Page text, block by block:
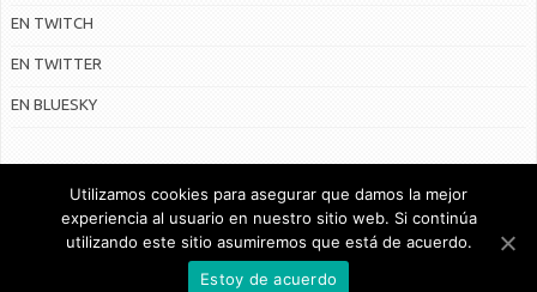
EN TWITCH
EN TWITTER
EN BLUESKY
© Radiocable en Internet S.L.
CONTRATO DE SERVICIOS Y POLÍTICA DE PRIVACIDAD
Utilizamos cookies para asegurar que damos la mejor
experiencia al usuario en nuestro sitio web. Si continúa
utilizando este sitio asumiremos que está de acuerdo.
Estoy de acuerdo